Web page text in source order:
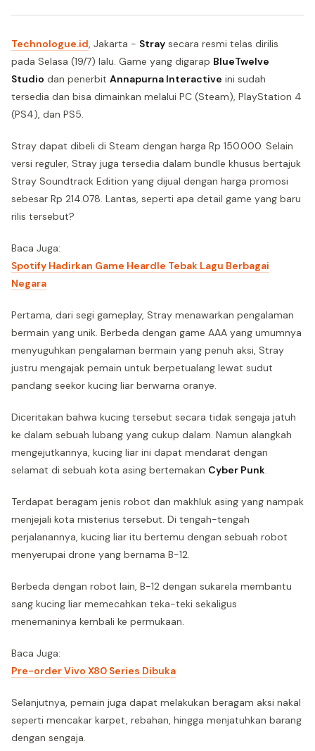
Technologue.id, Jakarta - Stray secara resmi telas dirilis
pada Selasa (19/7) lalu. Game yang digarap BlueTwelve
Studio dan penerbit Annapurna Interactive ini sudah
tersedia dan bisa dimainkan melalui PC (Steam), PlayStation 4
(PS4), dan PS5.
Stray dapat dibeli di Steam dengan harga Rp 150.000. Selain
versi reguler, Stray juga tersedia dalam bundle khusus bertajuk
Stray Soundtrack Edition yang dijual dengan harga promosi
sebesar Rp 214.078. Lantas, seperti apa detail game yang baru
rilis tersebut?
Baca Juga:
Spotify Hadirkan Game Heardle Tebak Lagu Berbagai
Negara
Pertama, dari segi gameplay, Stray menawarkan pengalaman
bermain yang unik. Berbeda dengan game AAA yang umumnya
menyuguhkan pengalaman bermain yang penuh aksi, Stray
justru mengajak pemain untuk berpetualang lewat sudut
pandang seekor kucing liar berwarna oranye.
Diceritakan bahwa kucing tersebut secara tidak sengaja jatuh
ke dalam sebuah lubang yang cukup dalam. Namun alangkah
mengejutkannya, kucing liar ini dapat mendarat dengan
selamat di sebuah kota asing bertemakan Cyber Punk.
Terdapat beragam jenis robot dan makhluk asing yang nampak
menjejali kota misterius tersebut. Di tengah-tengah
perjalanannya, kucing liar itu bertemu dengan sebuah robot
menyerupai drone yang bernama B-12.
Berbeda dengan robot lain, B-12 dengan sukarela membantu
sang kucing liar memecahkan teka-teki sekaligus
menemaninya kembali ke permukaan.
Baca Juga:
Pre-order Vivo X80 Series Dibuka
Selanjutnya, pemain juga dapat melakukan beragam aksi nakal
seperti mencakar karpet, rebahan, hingga menjatuhkan barang
dengan sengaja.